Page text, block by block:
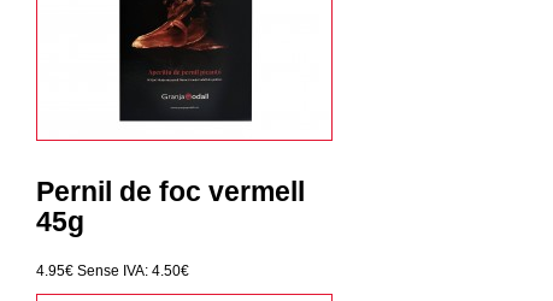
Pernil de foc vermell
45g
4.95€ Sense IVA: 4.50€